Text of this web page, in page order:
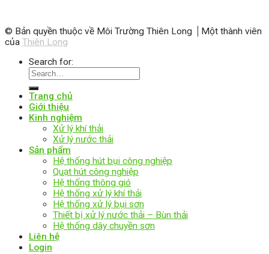
© Bản quyền thuộc về Môi Trường Thiên Long
Một thành viên
của Thiên Long
Search for:
Trang chủ
Giới thiệu
Kinh nghiệm
Xử lý khí thải
Xử lý nước thải
Sản phẩm
Hệ thống hút bụi công nghiệp
Quạt hút công nghiệp
Hệ thống thông gió
Hệ thống xử lý khí thải
Hệ thống xử lý bụi sơn
Thiết bị xử lý nước thải – Bùn thải
Hệ thống dây chuyền sơn
Liên hệ
Login